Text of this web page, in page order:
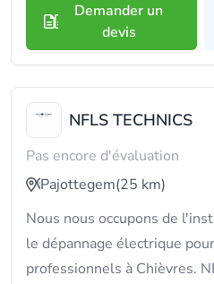
Demander un
devis
NFLS TECHNICS
Pas encore d'évaluation
Pajottegem(25 km)
Nous nous occupons de
le dépannage électrique
professionnels à Chièvres.